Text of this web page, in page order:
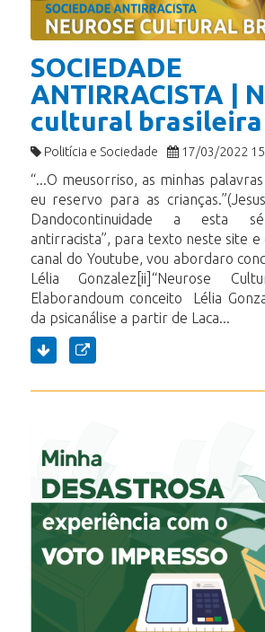
SOCIEDADE
ANTIRRACISTA |
cultural brasileira
Politícia e Sociedade 17/03/2022
“...O meusorriso, as minhas
eu reservo para as
Dandocontinuidade a esta
antirracista”, para texto neste site e
canal do Youtube, vou abordaro
Lélia Gonzalez[ii]“Neurose
Elaborandoum conceito Lélia
da psicanálise a partir de Laca...